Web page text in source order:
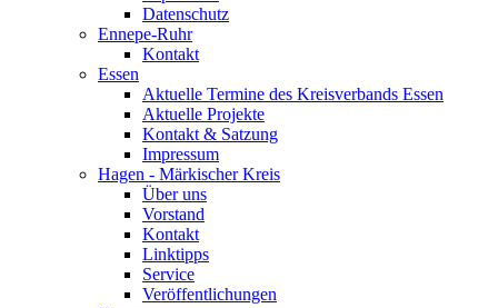
Datenschutz
Ennepe-Ruhr
Kontakt
Essen
Aktuelle Termine des Kreisverbands Essen
Aktuelle Projekte
Kontakt & Satzung
Impressum
Hagen - Märkischer Kreis
Über uns
Vorstand
Kontakt
Linktipps
Service
Veröffentlichungen